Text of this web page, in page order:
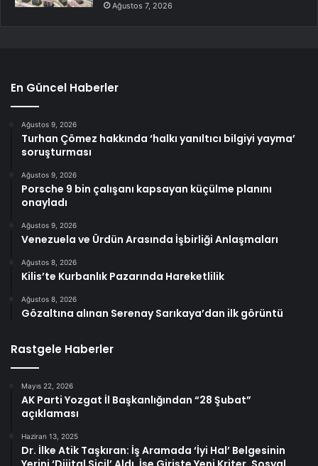
Ağustos 7, 2026
En Güncel Haberler
Ağustos 9, 2026
Turhan Çömez hakkında ‘halkı yanıltıcı bilgiyi yayma’
soruşturması
Ağustos 9, 2026
Porsche 9 bin çalışanı kapsayan küçülme planını
onayladı
Ağustos 9, 2026
Venezuela ve Ürdün Arasında İşbirliği Anlaşmaları
Ağustos 8, 2026
Kilis’te Kurbanlık Pazarında Hareketlilik
Ağustos 8, 2026
Gözaltına alınan Serenay Sarıkaya’dan ilk görüntü
Rastgele Haberler
Mayıs 22, 2026
AK Parti Yozgat İl Başkanlığından “28 Şubat”
açıklaması
Haziran 13, 2025
Dr. İlke Atik Taşkıran: İş Aramada ‘İyi Hal’ Belgesinin